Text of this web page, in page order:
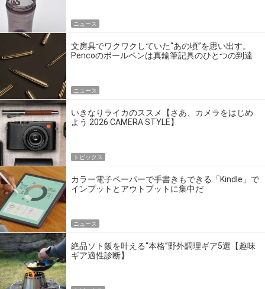
ニュース
文房具でワクワクしていた“あの頃”を思い出す。
Pencoのボールペンは真鍮筆記具のひとつの到達
ニュース
いきなりライカのススメ【さあ、カメラをはじめ
よう 2026 CAMERA STYLE】
トピックス
カラー電子ペーパーで手書きもできる「Kindle」で
インプットとアウトプットに集中だ
ニュース
絶品ソト飯を叶える“本格”野外調理ギア5選【趣味
ギア適性診断】